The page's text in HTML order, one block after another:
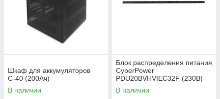
Шкаф для аккумуляторов
С-40 (200Ач)
В наличии
Блок распределения питания
CyberPower
PDU20BVHVIEC32F (230В)
В наличии